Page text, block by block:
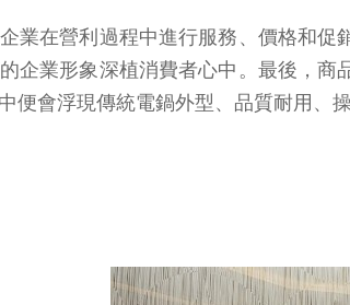
業在營利過程中進行服務、價格和
企業形象深植消費者心中。最後，
便會浮現傳統電鍋外型、品質耐用、